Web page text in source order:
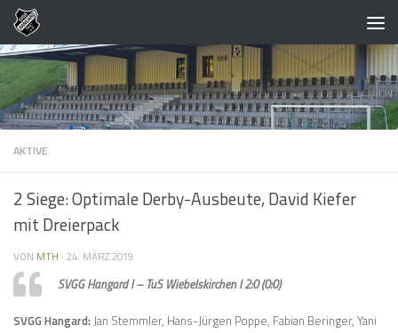
Zum Inhalt springen
AKTIVE
2 Siege: Optimale Derby-Ausbeute, David Kiefer
mit Dreierpack
VON MTH · 24. MÄRZ 2019
SVGG Hangard I – TuS Wiebelskirchen I 2:0 (0:0)
SVGG Hangard: Jan Stemmler, Hans-Jürgen Poppe, Fabian Beringer, Yani